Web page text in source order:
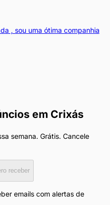
, sou uma ótima companhia
em Crixás
semana. Grátis. Cancele
receber
emails com alertas de